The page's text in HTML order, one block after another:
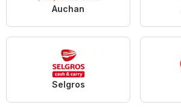
Auchan
Selgros